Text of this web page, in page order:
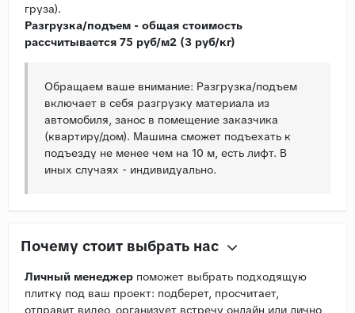
груза).
Разгрузка/подъем - общая стоимость
рассчитывается 75 руб/м2 (3 руб/кг)
Обращаем ваше внимание: Разгрузка/подъем
включает в себя разгрузку материала из
автомобиля, занос в помещение заказчика
(квартиру/дом). Машина сможет подъехать к
подъезду не менее чем на 10 м, есть лифт. В
иных случаях - индивидуально.
Почему стоит выбрать нас
Личный менеджер поможет выбрать подходящую
плитку под ваш проект: подберет, просчитает,
отправит видео, организует встречу онлайн или лично